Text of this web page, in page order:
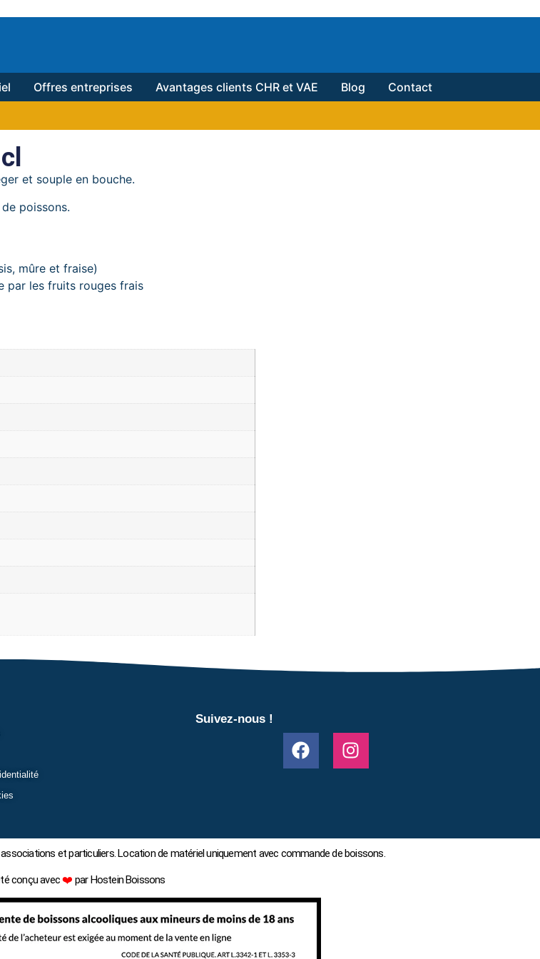
Offres entreprises Avantages clients CHR et VAE Blog
Contact
et souple en bouche.
poissons.
mûre et fraise)
par les fruits rouges frais
Suivez-nous !
et particuliers. Location de matériel uniquement avec commande de boissons.
conçu avec❤️ par Hostein Boissons